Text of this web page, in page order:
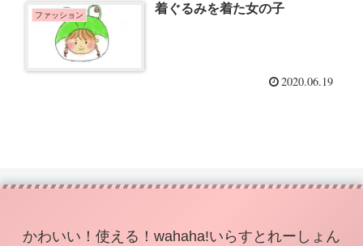
ファッション 着ぐるみを着た女の子
2020.06.19
かわいい！使える！wahaha!いらすとれーしょん